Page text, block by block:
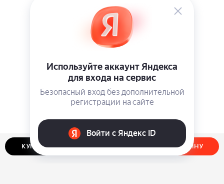
КУПИТЬ В ОДИН КЛИК ДОБАВИТЬ В КОРЗИНУ